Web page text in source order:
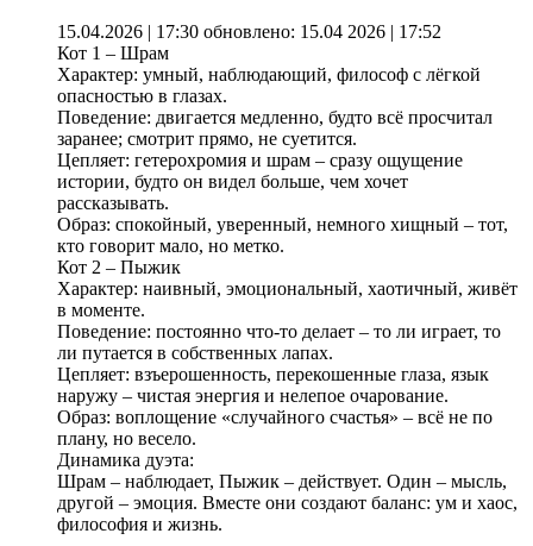
15.04.2026 | 17:30 обновлено: 15.04 2026 | 17:52
Кот 1 – Шрам
Характер: умный, наблюдающий, философ с лёгкой
опасностью в глазах.
Поведение: двигается медленно, будто всё просчитал
заранее; смотрит прямо, не суетится.
Цепляет: гетерохромия и шрам – сразу ощущение
истории, будто он видел больше, чем хочет
рассказывать.
Образ: спокойный, уверенный, немного хищный – тот,
кто говорит мало, но метко.
Кот 2 – Пыжик
Характер: наивный, эмоциональный, хаотичный, живёт
в моменте.
Поведение: постоянно что-то делает – то ли играет, то
ли путается в собственных лапах.
Цепляет: взъерошенность, перекошенные глаза, язык
наружу – чистая энергия и нелепое очарование.
Образ: воплощение «случайного счастья» – всё не по
плану, но весело.
Динамика дуэта:
Шрам – наблюдает, Пыжик – действует. Один – мысль,
другой – эмоция. Вместе они создают баланс: ум и хаос,
философия и жизнь.